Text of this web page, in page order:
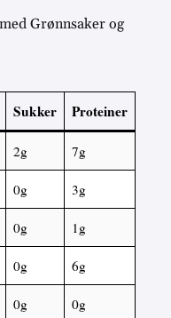
Grønnsaker og
Sukker Proteiner
2g 7g
0g 3g
0g 1g
0g 6g
0g 0g